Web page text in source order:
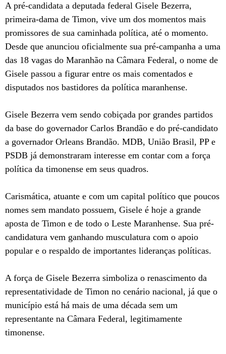
A pré-candidata a deputada federal Gisele Bezerra,
primeira-dama de Timon, vive um dos momentos mais
promissores de sua caminhada política, até o momento.
Desde que anunciou oficialmente sua pré-campanha a uma
das 18 vagas do Maranhão na Câmara Federal, o nome de
Gisele passou a figurar entre os mais comentados e
disputados nos bastidores da política maranhense.
Gisele Bezerra vem sendo cobiçada por grandes partidos
da base do governador Carlos Brandão e do pré-candidato
a governador Orleans Brandão. MDB, União Brasil, PP e
PSDB já demonstraram interesse em contar com a força
política da timonense em seus quadros.
Carismática, atuante e com um capital político que poucos
nomes sem mandato possuem, Gisele é hoje a grande
aposta de Timon e de todo o Leste Maranhense. Sua pré-
candidatura vem ganhando musculatura com o apoio
popular e o respaldo de importantes lideranças políticas.
A força de Gisele Bezerra simboliza o renascimento da
representatividade de Timon no cenário nacional, já que o
município está há mais de uma década sem um
representante na Câmara Federal, legitimamente
timonense.